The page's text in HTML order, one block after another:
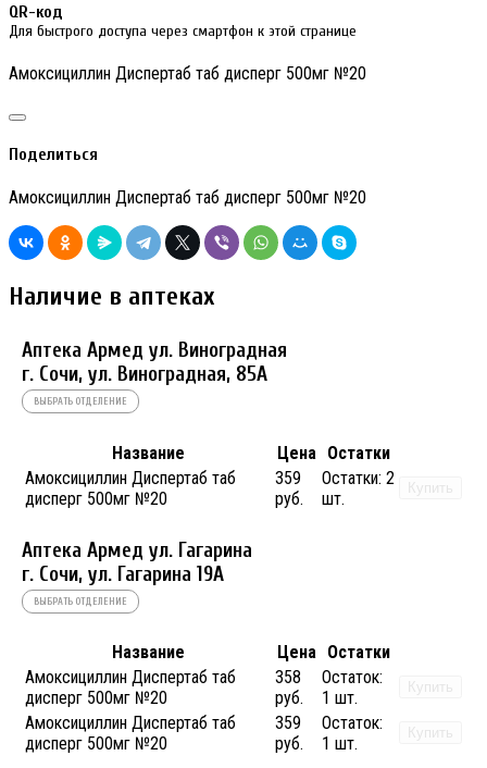
QR-код
Для быстрого доступа через смартфон к этой странице
Амоксициллин Диспертаб таб дисперг 500мг №20
Поделиться
Амоксициллин Диспертаб таб дисперг 500мг №20
Наличие в аптеках
Аптека Армед ул. Виноградная
г. Сочи, ул. Виноградная, 85А
ВЫБРАТЬ ОТДЕЛЕНИЕ
Название Цена
Остатки
Амоксициллин Диспертаб таб
дисперг 500мг №20
359
руб.
Остатки: 2
шт.
Купить
Аптека Армед ул. Гагарина
г. Сочи, ул. Гагарина 19А
ВЫБРАТЬ ОТДЕЛЕНИЕ
Название Цена
Остатки
Амоксициллин Диспертаб таб
дисперг 500мг №20
358
руб.
Остаток:
1 шт.
Купить
Амоксициллин Диспертаб таб
дисперг 500мг №20
359
руб.
Остаток:
1 шт.
Купить